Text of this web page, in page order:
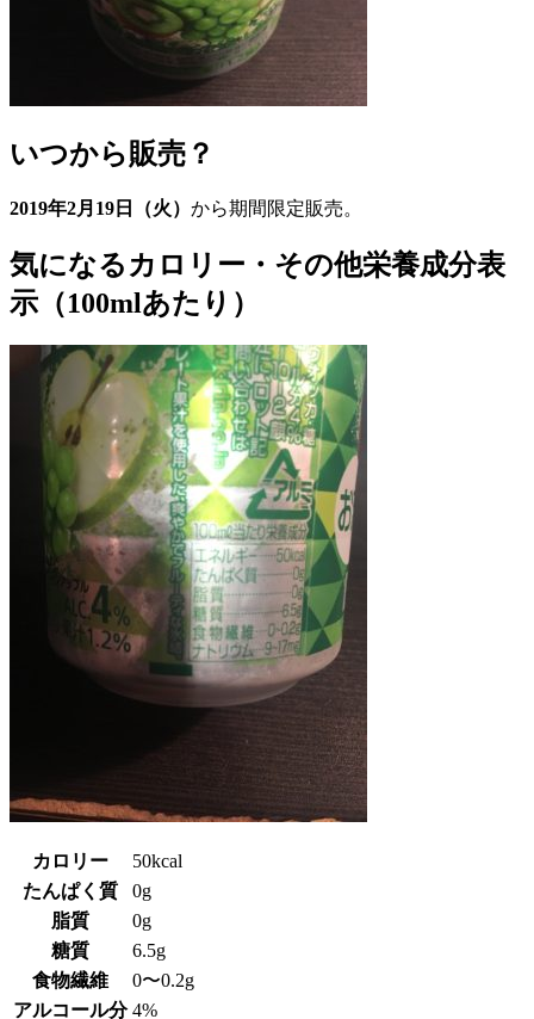
いつから販売？
2019年2月19日（火） から期間限定販売。
気になるカロリー・その他栄養成分表
示（100mlあたり）
カロリー
50kcal
たんぱく質
0g
脂質
0g
糖質
6.5g
食物繊維
0〜0.2g
アルコール分 4%